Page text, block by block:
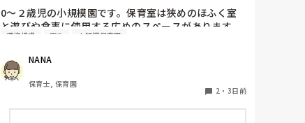
0〜２歳児の小規模園です。保育室は狭めのほふく室
と遊びや食事に使用する広めのスペースがあります。
広すぎると走り回ったりして落ち着かないので、活動
テーションがウレタンのような素材で軽いので、ちょ
っと体が当たると倒れたり、つかまり立ちが不安定な
子にとっては共倒れになったりで危険です。かと言っ
て固定してしまうと活動によって柔軟に移動すること
環境構成 安全 小規模保育園
NANA
保育士, 保育園
2 ・ 3日前